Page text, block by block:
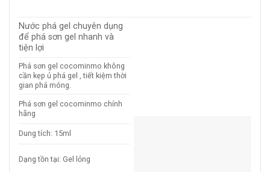
Nước phá gel chuyên dụng
để phá sơn gel nhanh và
tiện lợi
Phá sơn gel cocominmo không
cần kẹp ủ phá gel , tiết kiệm thời
gian phá móng.
Phá sơn gel cocominmo chính
hãng
Dung tích: 15ml
Dạng tồn tại: Gel lỏng